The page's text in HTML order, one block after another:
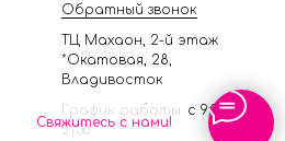
Свяжитесь с нами!
Обратный звонок
ТЦ Махаон, 2-й этаж
*Окатовая, 28,
Владивосток
График работы: с 9:00 до
21:00